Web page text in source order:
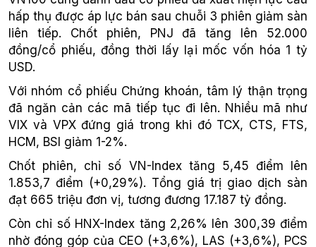
hấp thụ được áp lực bán sau chuỗi 3 phiên giảm sàn
liên tiếp. Chốt phiên, PNJ đã tăng lên 52.000
đồng/cổ phiếu, đồng thời lấy lại mốc vốn hóa 1 tỷ
USD.
Với nhóm cổ phiếu Chứng khoán, tâm lý thận trọng
đã ngăn cản các mã tiếp tục đi lên. Nhiều mã như
VIX và VPX đứng giá trong khi đó TCX, CTS, FTS,
HCM, BSI giảm 1-2%.
Chốt phiên, chỉ số VN-Index tăng 5,45 điểm lên
1.853,7 điểm (+0,29%). Tổng giá trị giao dịch sàn
đạt 665 triệu đơn vị, tương đương 17.187 tỷ đồng.
Còn chỉ số HNX-Index tăng 2,26% lên 300,39 điểm
nhờ đóng góp của CEO (+3,6%), LAS (+3,6%), PCS